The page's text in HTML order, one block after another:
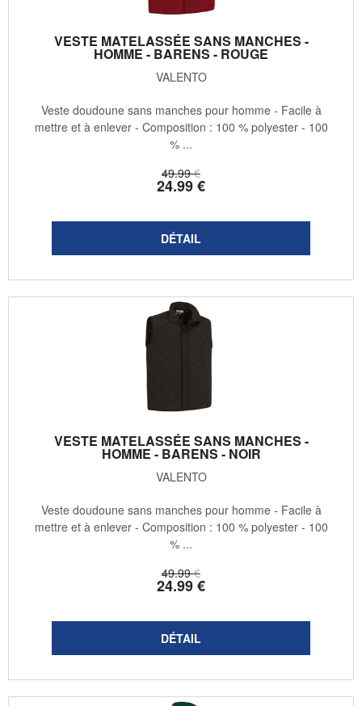
VESTE MATELASSÉE SANS MANCHES -
HOMME - BARENS - ROUGE
VALENTO
49.99 €
24.99€
Veste doudoune sans manches pour homme - Facile à
mettre et à enlever - Composition : 100 % polyester - 100
% ...
VESTE MATELASSÉE SANS MANCHES -
HOMME - BARENS - NOIR
VALENTO
49.99 €
24.99€
Veste doudoune sans manches pour homme - Facile à
mettre et à enlever - Composition : 100 % polyester - 100
% ...